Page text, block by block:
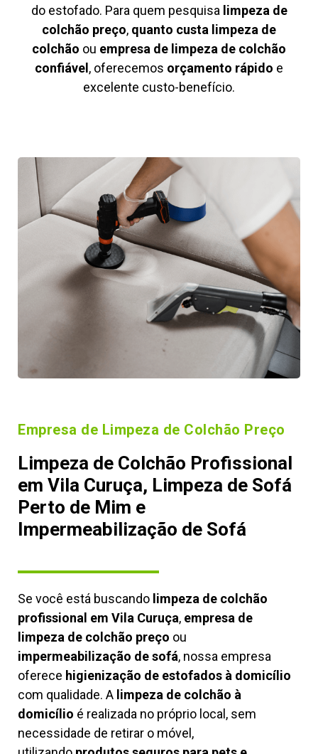
do estofado. Para quem pesquisa limpeza de
colchão preço, quanto custa limpeza de
colchão ou empresa de limpeza de colchão
confiável , oferecemos orçamento rápido e
excelente custo-benefício.
Empresa de Limpeza de Colchão Preço
Limpeza de Colchão Profissional
em Vila Curuça, Limpeza de Sofá
Perto de Mim e
Impermeabilização de Sofá
Se você está buscando limpeza de colchão
profissional em Vila Curuça, empresa de
limpeza de colchão preço ou
impermeabilização de sofá, nossa empresa
oferece higienização de estofados à domicílio
com qualidade. A limpeza de colchão à
domicílio é realizada no próprio local, sem
necessidade de retirar o móvel,